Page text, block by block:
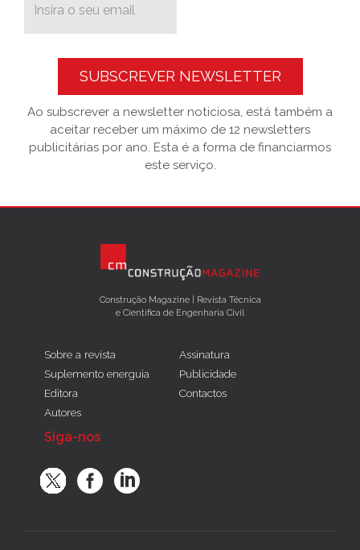
SUBSCREVER NEWSLETTER
Ao subscrever a newsletter noticiosa, está também a
aceitar receber um máximo de 12 newsletters
publicitárias por ano. Esta é a forma de financiarmos
este serviço.
Construção Magazine | Revista Técnica
e Científica de Engenharia Civil
Sobre a revista
Suplemento energuia
Editora
Autores
Assinatura
Publicidade
Contactos
Siga-nos